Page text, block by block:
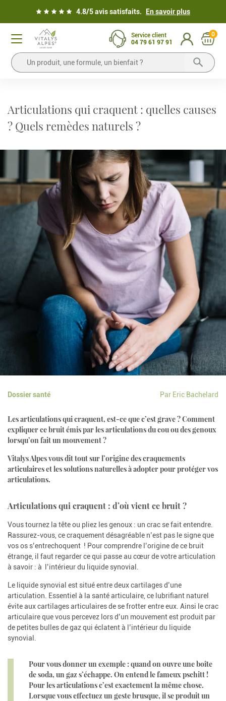
4.8/5 avis satisfaits. En savoir plus
Service client
04 79 61 97 91
0
Articulations qui craquent : quelles causes
? Quels remèdes naturels ?
Dossier santé Par Eric Bachelard
Les articulations qui craquent, est-ce que c’est grave ? Comment
expliquer ce bruit émis par les articulations du cou ou des genoux
lorsqu’on fait un mouvement ?
Vitalys Alpes vous dit tout sur l’origine des craquements
articulaires et les solutions naturelles à adopter pour protéger vos
articulations.
Articulations qui craquent : d’où vient ce bruit ?
Vous tournez la tête ou pliez les genoux : un crac se fait entendre.
Rassurez-vous, ce craquement désagréable n’est pas le signe que
vos os s’entrechoquent ! Pour comprendre l’origine de ce bruit
étrange, il faut regarder ce qui passe au cœur de votre articulation
à savoir : à l’intérieur du liquide synovial.
Le liquide synovial est situé entre deux cartilages d’une
articulation. Essentiel à la santé articulaire, ce lubrifiant naturel
évite aux cartilages articulaires de se frotter entre eux. Ainsi le crac
articulaire que vous percevez lors d’un mouvement est produit par
de petites bulles de gaz qui éclatent à l’intérieur du liquide
synovial.
Pour vous donner un exemple : quand on ouvre une boîte
de soda, un gaz s’échappe. On entend le fameux pschitt !
Pour les articulations c’est exactement la même chose.
Lorsque vous effectuez un geste brusque, il se produit un